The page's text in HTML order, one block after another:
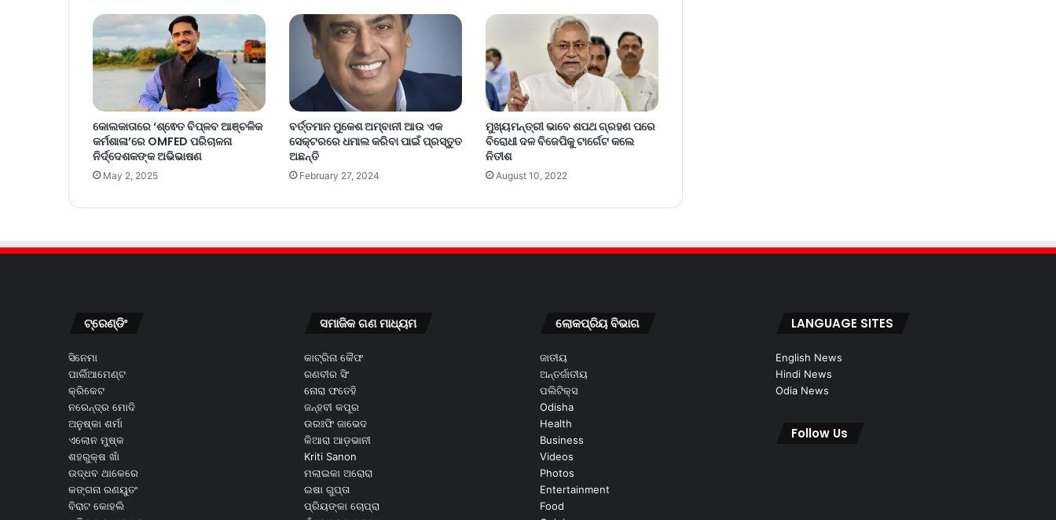
କୋଲକାତାରେ ‘ଶ୍ଵେତ ବିପ୍ଳବ ଆଞ୍ଚଳିକ
କର୍ମଶାଳା’ରେ OMFED ପରିଚାଳନା
ନିର୍ଦ୍ଦେଶକଙ୍କ ଅଭିଭାଷଣ
May 2, 2025
ବର୍ତ୍ତମାନ ମୁକେଶ ଅମ୍ବାନୀ ଆଉ ଏକ
ସେକ୍ଟରରେ ଧମାଲ କରିବା ପାଇଁ ପ୍ରସ୍ତୁତ
ଅଛନ୍ତି
February 27, 2024
ମୁଖ୍ୟମନ୍ତ୍ରୀ ଭାବେ ଶପଥ ଗ୍ରହଣ ପରେ
ବିରୋଧୀ ଦଳ ବିଜେପିକୁ ଟା‌ର୍ଗେଟ କଲେ
ନିତୀଶ
August 10, 2022
ଟ୍ରେଣ୍ଡିଂ
ସିନେମା
ପାର୍ଲିଆମେଣ୍ଟ
କ୍ରିକେଟ
ନରେନ୍ଦ୍ର ମୋଦି
ଅନୁଷ୍କା ଶର୍ମା
ଏଲୋନ ମୁଷ୍କ
ଶହରୁକ୍ଷ ଖାଁ
ଉଦ୍ଧବ ଥାକେରେ
କଙ୍ଗନା ରଣୟୁତଂ
ବିରାଟ କୋହଲି
ସମାଜିକ ଗଣ ମାଧ୍ୟମ
କାଟ୍ରିନା କୈଫ
ରଣବୀର ସିଂ
ନୋରା ଫତେହି
ଜନ୍ହବୀ କପୂର
ଉରଃଫି ଜାଭେଦ
କିଆରା ଆଡ଼ଭାନୀ
Kriti Sanon
ମଲାଇକା ଅରୋରା
ଇଷା ଗୁପ୍ତା
ପ୍ରିୟଙ୍କା ଚୋପ୍ରା
ଲୋକପ୍ରିୟ ବିଭାଗ
ଜାତୀୟ
ଅନ୍ତର୍ଜାତୀୟ
ପଲିଟିକ୍ସ
Odisha
Health
Business
Videos
Photos
Entertainment
Food
LANGUAGE SITES
English News
Hindi News
Odia News
Follow Us